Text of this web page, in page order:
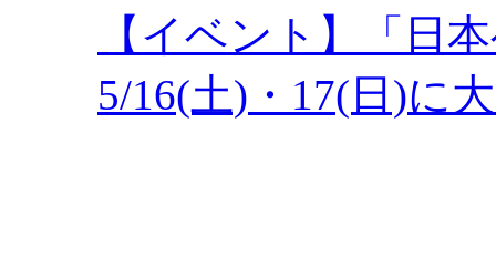
【イベント】「日
5/16(土)・17(日)に